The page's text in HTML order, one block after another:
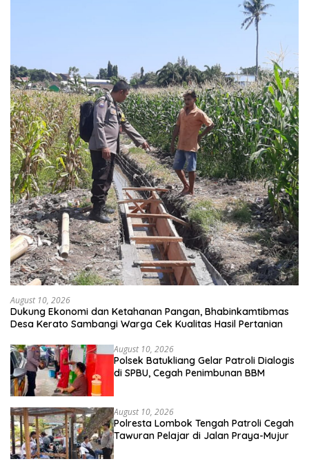
August 10, 2026
Dukung Ekonomi dan Ketahanan Pangan, Bhabinkamtibmas
Desa Kerato Sambangi Warga Cek Kualitas Hasil Pertanian
August 10, 2026
Polsek Batukliang Gelar Patroli Dialogis
di SPBU, Cegah Penimbunan BBM
August 10, 2026
Polresta Lombok Tengah Patroli Cegah
Tawuran Pelajar di Jalan Praya-Mujur